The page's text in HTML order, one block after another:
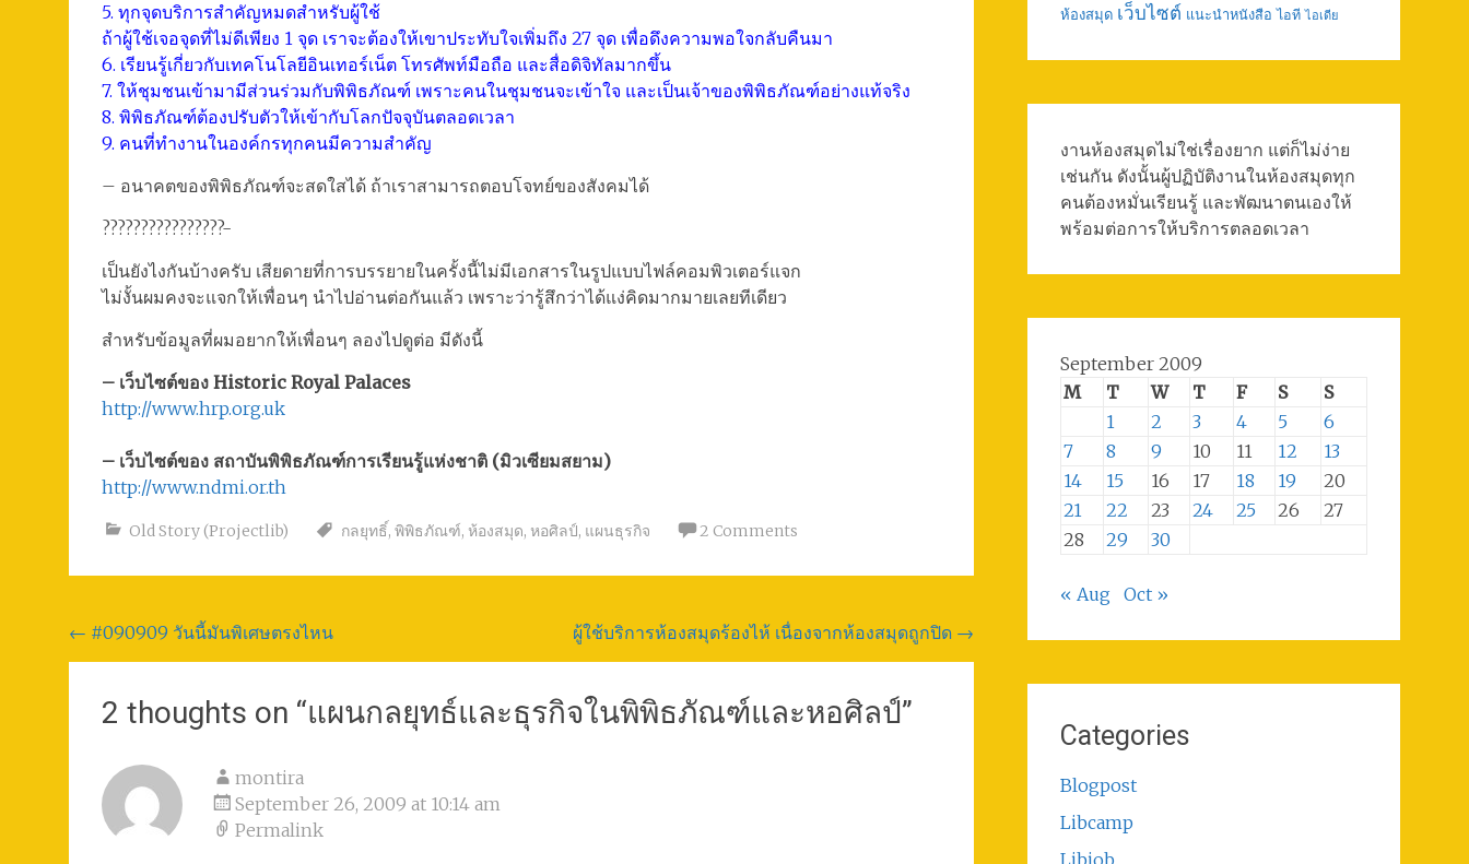
5. ทุกจุดบริการสำคัญหมดสำหรับผู้ใช้
ถ้าผู้ใช้เจอจุดที่ไม่ดีเพียง 1 จุด เราจะต้องให้เขาประทับใจเพิ่มถึง 27 จุด เพื่อดึงความพอใจกลับคืนมา
6. เรียนรู้เกี่ยวกับเทคโนโลยีอินเทอร์เน็ต โทรศัพท์มือถือ และสื่อดิจิทัลมากขึ้น
7. ให้ชุมชนเข้ามามีส่วนร่วมกับพิพิธภัณฑ์ เพราะคนในชุมชนจะเข้าใจ และเป็นเจ้าของพิพิธภัณฑ์อย่างแท้จริง
8. พิพิธภัณฑ์ต้องปรับตัวให้เข้ากับโลกปัจจุบันตลอดเวลา
9. คนที่ทำงานในองค์กรทุกคนมีความสำคัญ
– อนาคตของพิพิธภัณฑ์จะสดใสได้ ถ้าเราสามารถตอบโจทย์ของสังคมได้
????????????????-
เป็นยังไงกันบ้างครับ เสียดายที่การบรรยายในครั้งนี้ไม่มีเอกสารในรูปแบบไฟล์คอมพิวเตอร์แจก
ไม่งั้นผมคงจะแจกให้เพื่อนๆ นำไปอ่านต่อกันแล้ว เพราะว่ารู้สึกว่าได้แง่คิดมากมายเลยทีเดียว
สำหรับข้อมูลที่ผมอยากให้เพื่อนๆ ลองไปดูต่อ มีดังนี้
– เว็บไซต์ของ Historic Royal Palaces
http://www.hrp.org.uk
– เว็บไซต์ของ สถาบันพิพิธภัณฑ์การเรียนรู้แห่งชาติ (มิวเซียมสยาม)
http://www.ndmi.or.th
Old Story (Projectlib) กลยุทธิ์, พิพิธภัณฑ์, ห้องสมุด, หอศิลป์, แผนธุรกิจ 2 Comments
Post
navigation
← #090909 วันนี้มันพิเศษตรงไหน ผู้ใช้บริการห้องสมุดร้องไห้ เนื่องจากห้องสมุดถูกปิด →
2 thoughts on “แผนกลยุทธ์และธุรกิจในพิพิธภัณฑ์และหอศิลป์”
montira
September 26, 2009 at 10:14 am
Permalink
ห้องสมุด เว็บไซต์ แนะนำหนังสือ ไอที ไอเดีย
งานห้องสมุดไม่ใช่เรื่องยาก แต่ก็ไม่ง่าย
เช่นกัน ดังนั้นผู้ปฏิบัติงานในห้องสมุดทุก
คนต้องหมั่นเรียนรู้ และพัฒนาตนเองให้
พร้อมต่อการให้บริการตลอดเวลา
September 2009
M
T W T F S
S
1
2 3 4 5
6
7
8 9 10 11 12
13
14
15 16 17 18 19
20
21
22 23 24 25 26
27
28
29 30
« Aug Oct »
Categories
Blogpost
Libcamp
Libjob